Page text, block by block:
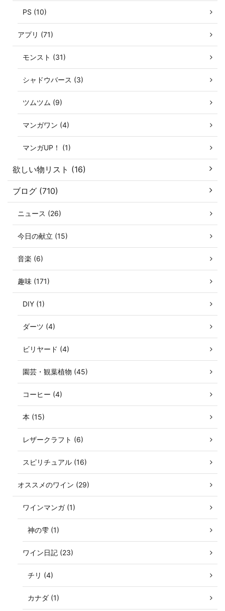
PS (10)
アプリ (71)
モンスト (31)
シャドウバース (3)
ツムツム (9)
マンガワン (4)
マンガUP！ (1)
欲しい物リスト (16)
ブログ (710)
ニュース (26)
今日の献立 (15)
音楽 (6)
趣味 (171)
DIY (1)
ダーツ (4)
ビリヤード (4)
園芸・観葉植物 (45)
コーヒー (4)
本 (15)
レザークラフト (6)
スピリチュアル (16)
オススメのワイン (29)
ワインマンガ (1)
神の雫 (1)
ワイン日記 (23)
チリ (4)
カナダ (1)